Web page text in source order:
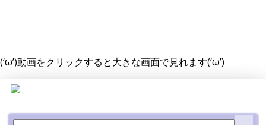
(‘ω’)動画をクリックすると大きな画面で見れます(‘ω’)